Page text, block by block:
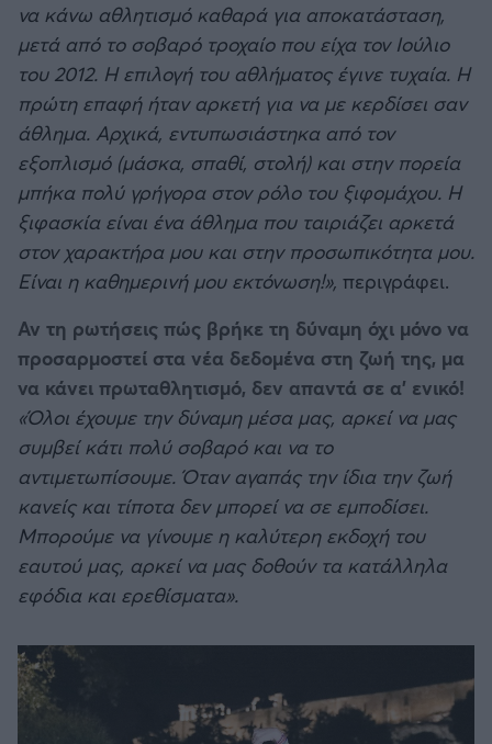
να κάνω αθλητισμό καθαρά για αποκατάσταση,
μετά από το σοβαρό τροχαίο που είχα τον Ιούλιο
του 2012. Η επιλογή του αθλήματος έγινε τυχαία. Η
πρώτη επαφή ήταν αρκετή για να με κερδίσει σαν
άθλημα. Αρχικά, εντυπωσιάστηκα από τον
εξοπλισμό (μάσκα, σπαθί, στολή) και στην πορεία
μπήκα πολύ γρήγορα στον ρόλο του ξιφομάχου. Η
ξιφασκία είναι ένα άθλημα που ταιριάζει αρκετά
στον χαρακτήρα μου και στην προσωπικότητα μου.
Είναι η καθημερινή μου εκτόνωση!», περιγράφει.
Αν τη ρωτήσεις πώς βρήκε τη δύναμη όχι μόνο να
προσαρμοστεί στα νέα δεδομένα στη ζωή της, μα
να κάνει πρωταθλητισμό, δεν απαντά σε α' ενικό!
«Όλοι έχουμε την δύναμη μέσα μας, αρκεί να μας
συμβεί κάτι πολύ σοβαρό και να το
αντιμετωπίσουμε. Όταν αγαπάς την ίδια την ζωή
κανείς και τίποτα δεν μπορεί να σε εμποδίσει.
Μπορούμε να γίνουμε η καλύτερη εκδοχή του
εαυτού μας, αρκεί να μας δοθούν τα κατάλληλα
εφόδια και ερεθίσματα».